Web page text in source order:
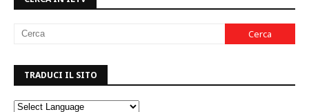
TRADUCI IL SITO